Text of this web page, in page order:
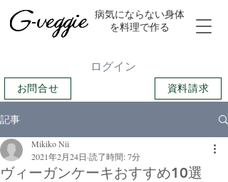
​病気にならない身体
を料理で作る
お問合せ
ログイン
資料請求
記事
ヴィーガンケーキおすすめ10選
Mikiko Nii
2021年2月24日 読了時間: 7分